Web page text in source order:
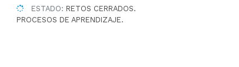
ESTADO: RETOS CERRADOS.
PROCESOS DE APRENDIZAJE.